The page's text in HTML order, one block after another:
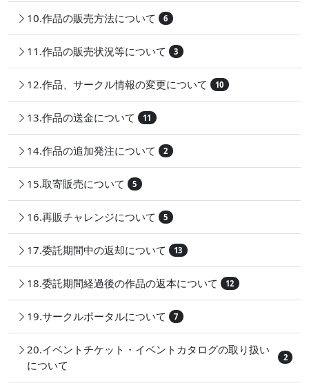
10.作品の販売方法について 6
11.作品の販売状況等について 3
12.作品、サークル情報の変更について 10
13.作品の送金について 11
14.作品の追加発注について 2
15.取寄販売について 5
16.再販チャレンジについて 5
17.委託期間中の返却について 13
18.委託期間経過後の作品の返本について 12
19.サークルポータルについて 7
20.イベントチケット・イベントカタログの取り扱い
について
2